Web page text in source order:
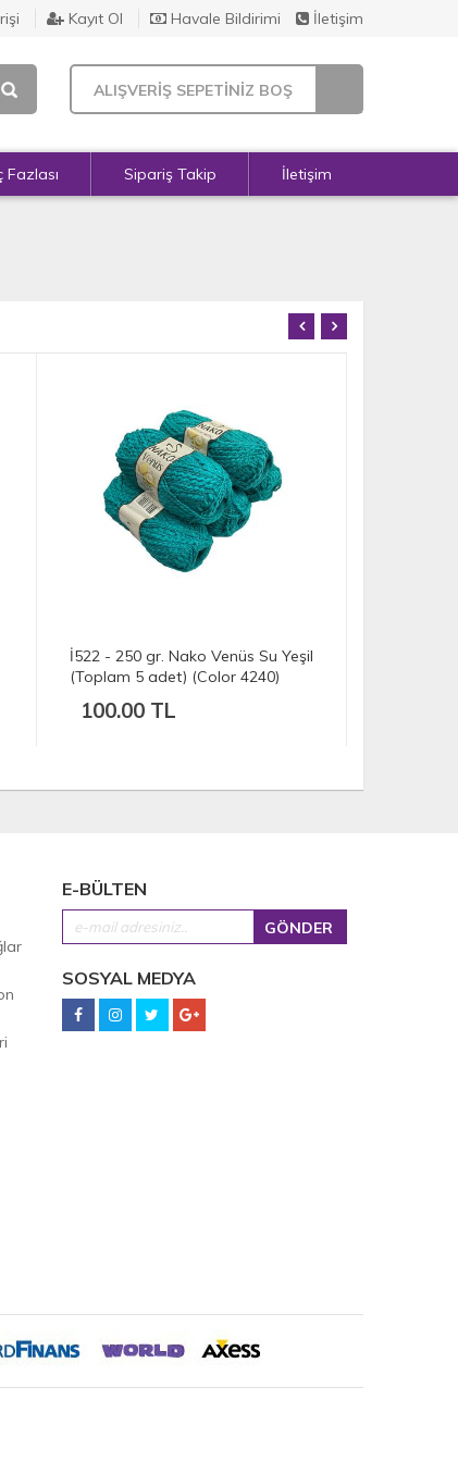
Kayıt Ol Havale Bildirimi İletişim
ALIŞVERİŞ SEPETİNİZ BOŞ
Fazlası Sipariş Takip İletişim
İ522 - 250 gr. Nako Venüs Su Yeşil
(Toplam 5 adet) (Color 4240)
100.00 TL
E-BÜLTEN
SOSYAL MEDYA